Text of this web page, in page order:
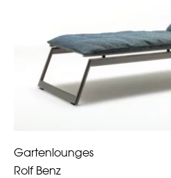
Gartenlounges
Rolf Benz